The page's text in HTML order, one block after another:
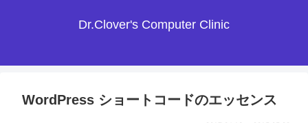
Dr.Clover's Computer Clinic
WordPress ショートコードのエッセンス